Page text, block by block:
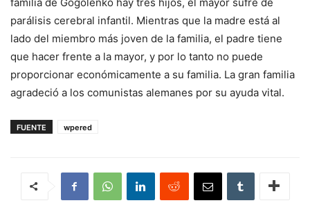
parálisis cerebral infantil. Mientras que la madre está al
lado del miembro más joven de la familia, el padre tiene
que hacer frente a la mayor, y por lo tanto no puede
proporcionar económicamente a su familia. La gran familia
agradeció a los comunistas alemanes por su ayuda vital.
FUENTE wpered